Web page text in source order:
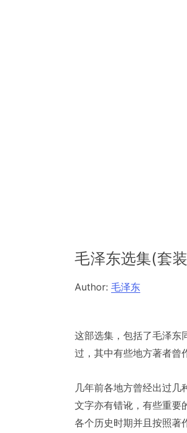
毛泽东选集(套
Author:毛泽东
这部选集，包括了毛泽东
过，其中有些地方著者曾
几年前各地方曾经出过几
文字亦有错讹，有些重要
各个历史时期并且按照著